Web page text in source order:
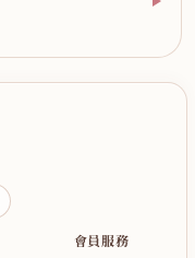
會員服務